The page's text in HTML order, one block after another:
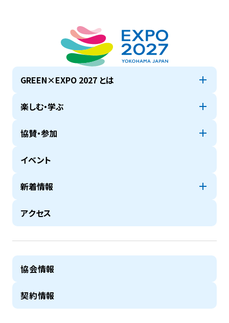
GREEN×EXPO 2027 とは
楽しむ・学ぶ
協賛・参加
イベント
新着情報
アクセス
協会情報
契約情報